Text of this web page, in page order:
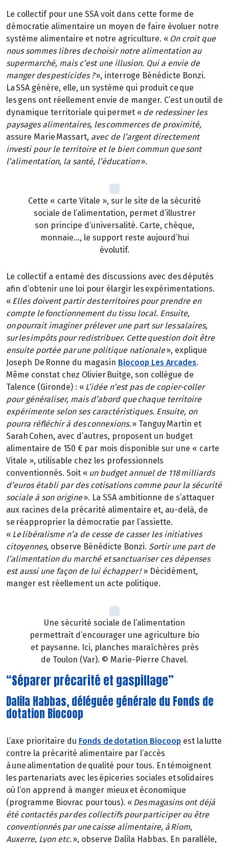
Le collectif pour une SSA voit dans cette forme de
démocratie alimentaire un moyen de faire évoluer notre
système alimentaire et notre agriculture. « On croit que
nous sommes libres de choisir notre alimentation au
supermarché, mais c’est une illusion. Qui a envie de
manger des pesticides ?», interroge Bénédicte Bonzi.
La SSA génère, elle, un système qui produit ce que
les gens ont réellement envie de manger. C’est un outil de
dynamique territoriale qui permet « de redessiner les
paysages alimentaires, les commerces de proximité,
assure Marie Massart, avec de l’argent directement
investi pour le territoire et le bien commun que sont
l’alimentation, la santé, l’éducation».
Cette « carte Vitale », sur le site de la sécurité
sociale de l’alimentation, permet d’illustrer
son principe d’universalité. Carte, chèque,
monnaie…, le support reste aujourd’hui
évolutif.
Le collectif a entamé des discussions avec des députés
afin d’obtenir une loi pour élargir les expérimentations.
« Elles doivent partir des territoires pour prendre en
compte le fonctionnement du tissu local. Ensuite,
on pourrait imaginer prélever une part sur les salaires,
sur les impôts pour redistribuer. Cette question doit être
ensuite portée par une politique nationale», explique
Joseph De Ronne du magasin Biocoop Les Arcades.
Même constat chez Olivier Buitge, son collègue de
Talence (Gironde) : « L’idée n’est pas de copier-coller
pour généraliser, mais d’abord que chaque territoire
expérimente selon ses caractéristiques. Ensuite, on
pourra réfléchir à des connexions.» Tanguy Martin et
Sarah Cohen, avec d’autres, proposent un budget
alimentaire de 150 € par mois disponible sur une « carte
Vitale », utilisable chez les professionnels
conventionnés. Soit « un budget annuel de 118 milliards
d’euros établi par des cotisations comme pour la sécurité
sociale à son origine». La SSA ambitionne de s’attaquer
aux racines de la précarité alimentaire et, au-delà, de
se réapproprier la démocratie par l’assiette.
« Le libéralisme n’a de cesse de casser les initiatives
citoyennes, observe Bénédicte Bonzi. Sortir une part de
l’alimentation du marché et sanctuariser ces dépenses
est aussi une façon de lui échapper !» Décidément,
manger est réellement un acte politique.
Une sécurité sociale de l’alimentation
permettrait d’encourager une agriculture bio
et paysanne. Ici, planches maraîchères près
de Toulon (Var). © Marie-Pierre Chavel.
“Séparer précarité et gaspillage”
Dalila Habbas, déléguée générale du Fonds de
dotation Biocoop
L’axe prioritaire du Fonds de dotation Biocoop est la lutte
contre la précarité alimentaire par l’accès
à une alimentation de qualité pour tous. En témoignent
les partenariats avec les épiceries sociales et solidaires
où l’on apprend à manger mieux et économique
(programme Biovrac pour tous). « Des magasins ont déjà
été contactés par des collectifs pour participer ou être
conventionnés par une caisse alimentaire, à Riom,
Auxerre, Lyon etc.», observe Dalila Habbas. En parallèle,